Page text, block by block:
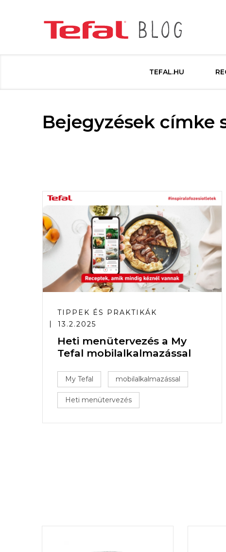
TEFAL.HU
Bejegyzések címke
TIPPEK ÉS PRAKTIKÁK
13.2.2025
Heti menütervezés a My
Tefal mobilalkalmazással
My Tefal mobilalkalmazással
Heti menütervezés